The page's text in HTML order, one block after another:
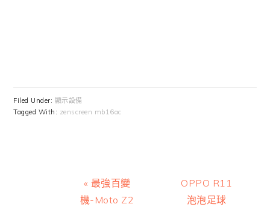
Filed Under: 顯示設備
Tagged With: zenscreen mb16ac
Previous
Post:
« 最強百變
機-Moto Z2
Next
Post:
OPPO R11
泡泡足球